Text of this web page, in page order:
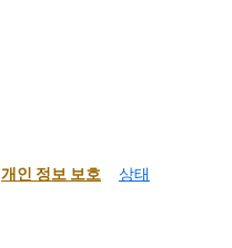
개인 정보 보호
상태